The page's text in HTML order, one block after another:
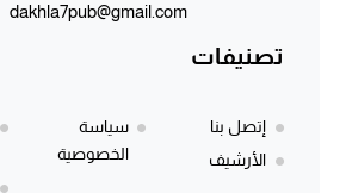
dakhla7pub@gmail.com
تصنيفات
إتصل بنا
الأرشيف
سياسة
الخصوصية